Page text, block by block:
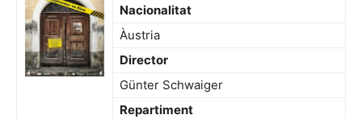
Nacionalitat
Àustria
Director
Günter Schwaiger
Repartiment